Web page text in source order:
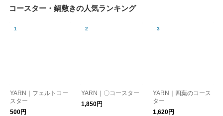
コースター・鍋敷きの人気ランキング
YARN｜フェルトコー
スター
500円
YARN｜〇コースター
1,850円
YARN｜四葉のコース
ター
1,620円